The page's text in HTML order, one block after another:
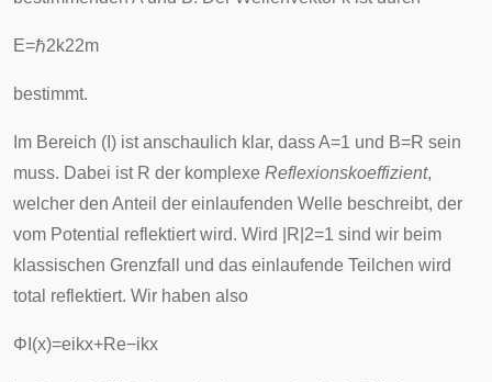
E=ℏ2k22m
bestimmt.
Im Bereich (I) ist anschaulich klar, dass A=1 und B=R sein
muss. Dabei ist R der komplexe Reflexionskoeffizient,
welcher den Anteil der einlaufenden Welle beschreibt, der
vom Potential reflektiert wird. Wird
R 2=1 sind wir beim
klassischen Grenzfall und das einlaufende Teilchen wird
total reflektiert. Wir haben also
Φ (x)=eikx+Re−ikx